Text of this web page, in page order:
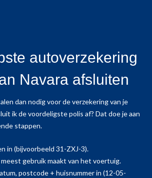
autoverzekering
Navara afsluiten
dan nodig voor de verzekering van je
ik de voordeligste polis af? Dat doe je aan
stappen.
in (bijvoorbeeld 31-ZXJ-3).
gebruik maakt van het voertuig.
postcode + huisnummer in (12-05-